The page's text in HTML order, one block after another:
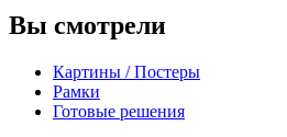
Вы смотрели
Картины / Постеры
Рамки
Готовые решения